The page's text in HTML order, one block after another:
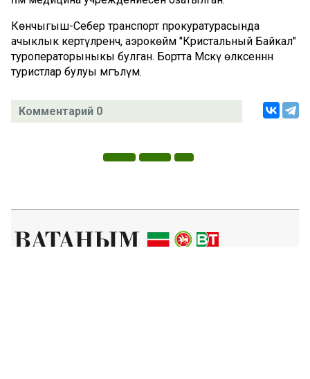
Көнчыгыш-Себер транспорт прокуратурасында
ачыклык кертүләренчә, аэрокөймә "Кристальный Байкал"
туроператорыныкы булган. Бортта Мәскәү өлкәсеннән
туристлар булуы мәгълүм.
Комментарий 0